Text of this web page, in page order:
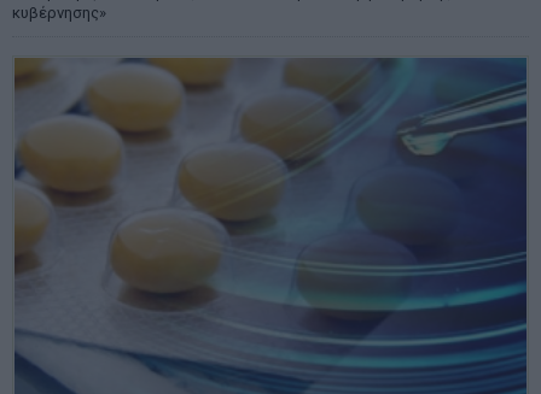
κυβέρνησης»